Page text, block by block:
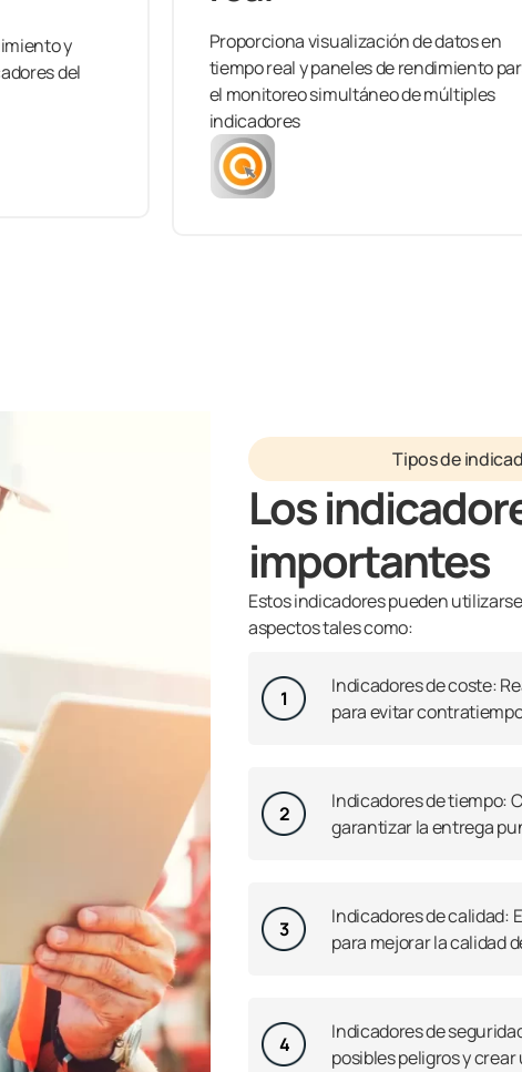
y
del
Proporciona visualización de datos en
tiempo real y paneles de rendimiento
el monitoreo simultáneo de múltiples
indicadores
Tipos de
Los
importantes
Estos indicadores pueden
aspectos tales como:
1
Indicadores de coste:
para evitar
2
Indicadores de tiempo:
garantizar la entrega
3
Indicadores de calidad:
para mejorar la calidad
4
Indicadores de
posibles peligros y